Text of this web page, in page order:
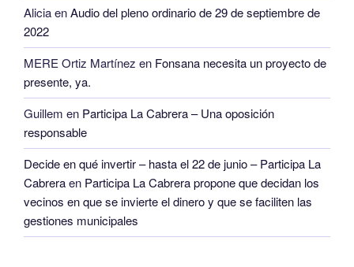
AliciaenAudio del pleno ordinario de 29 de septiembre de
2022
MERE Ortiz Martínez en Fonsana necesita un proyecto de
presente, ya.
Guillem en Participa La Cabrera – Una oposición
responsable
Decide en qué invertir – hasta el 22 de junio – Participa La
Cabreraen Participa La Cabrera propone que decidan los
vecinos en que se invierte el dinero y que se faciliten las
gestiones municipales